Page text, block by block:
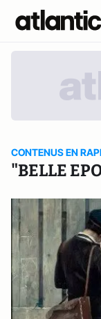
CONTENUS EN
"BELLE